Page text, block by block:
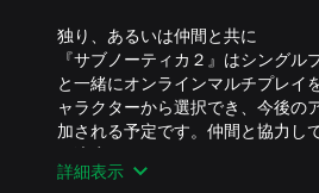
独り、あるいは仲間と共に
『サブノーティカ２』はシング
と一緒にオンラインマルチプレイ
ャラクターから選択でき、今後の
加される予定です。仲間と協力し
に適応しましょう。
詳細表示